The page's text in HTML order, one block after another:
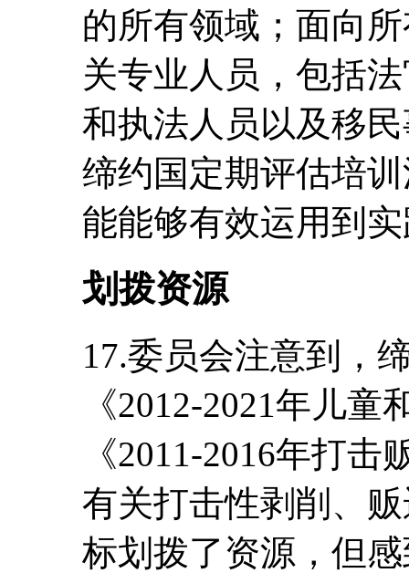
的所有领域；面向
关专业人员，包括
和执法人员以及移
缔约国定期评估培
能能够有效运用到
划拨资源
17.委员会注意到，
《2012-2021年儿
《2011-2016年打
有关打击性剥削、
标划拨了资源，但